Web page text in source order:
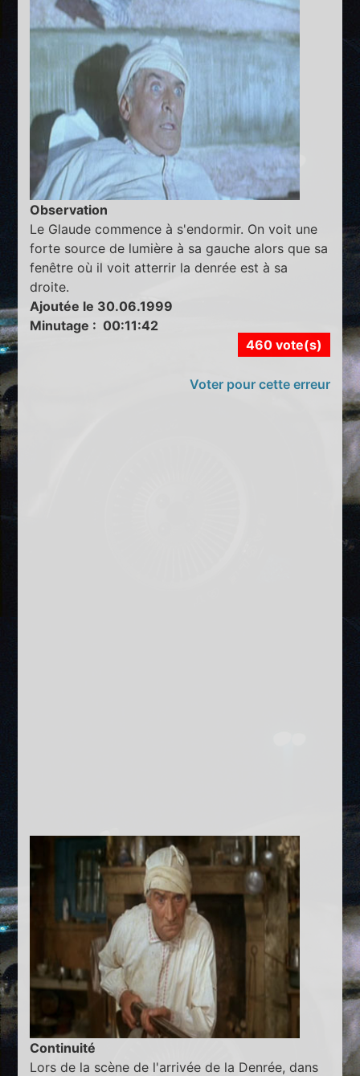
Observation
Le Glaude commence à s'endormir. On voit une
forte source de lumière à sa gauche alors que sa
fenêtre où il voit atterrir la denrée est à sa
droite.
Ajoutée le 30.06.1999
Minutage : 00:11:42
460 vote(s)
Voter pour cette erreur
Continuité
Lors de la scène de l'arrivée de la Denrée, dans